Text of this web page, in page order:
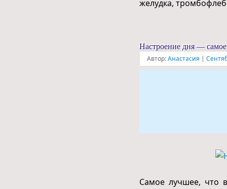
желудка,
Настроение дня —
Автор:Анастасия |
Самое лучшее, что